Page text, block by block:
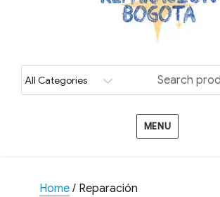
MENU
Home/ Reparación